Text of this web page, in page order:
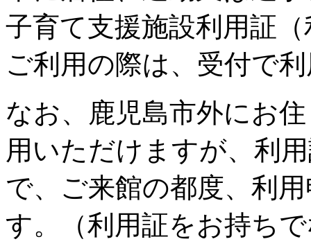
子育て支援施設利用証
ご利用の際は、受付で
なお、鹿児島市外にお
用いただけますが、利
で、ご来館の都度、利
す。（利用証をお持ち